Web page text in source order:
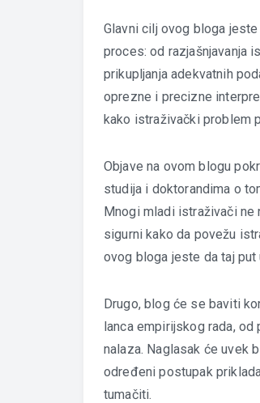
Glavni cilj ovog bloga
proces: od razjašnjavanja
prikupljanja adekvatnih
oprezne i precizne
kako istraživački problem
Objave na ovom blogu
studija i doktorandima o
Mnogi mladi istraživači ne
sigurni kako da povežu
ovog bloga jeste da taj put
Drugo, blog će se baviti
lanca empirijskog rada,
nalaza. Naglasak će uvek
određeni postupak
tumačiti.